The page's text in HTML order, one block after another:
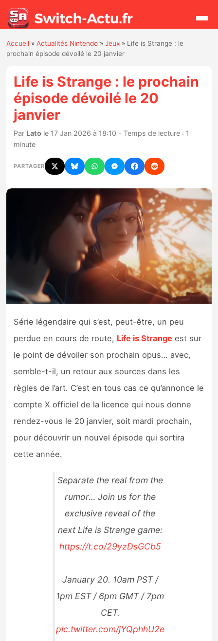
Actualités
Jeux
Hardware
Mises à jour
Chiffres de ventes
Nintendo Direct
Tests et previews
Tests de jeux
Tests d’accessoires
Autres tests
Précommandes
Précommandes jeux Switch 2
Bons plans
Accueil »Actualités Nintendo »Jeux » Life is Strange : le
prochain épisode dévoilé le 20 janvier
Life is Strange : le prochain
épisode dévoilé le 20
janvier
Par Lato le 17 Jan 2026 à 18:10 - Temps de lecture : 1
minute
PARTAGER
Série légendaire qui s’est, peut-être, un peu
perdue en cours de route, Life is Strange est sur
le point de dévoiler son prochain opus… avec,
semble-t-il, un retour aux sources dans les
règles de l’art. C’est en tous cas ce qu’annonce le
compte X officiel de la licence qui nous donne
rendez-vous le 20 janvier, soit mardi prochain,
pour découvrir un nouvel épisode qui sortira
cette année.
Separate the real from the
rumor… Join us for the
exclusive reveal of the
next Life is Strange game:
https://t.co/29yzDsGCb5
January 20. 10am PST /
1pm EST / 6pm GMT / 7pm
CET.
pic.twitter.com/jYQphhU2e